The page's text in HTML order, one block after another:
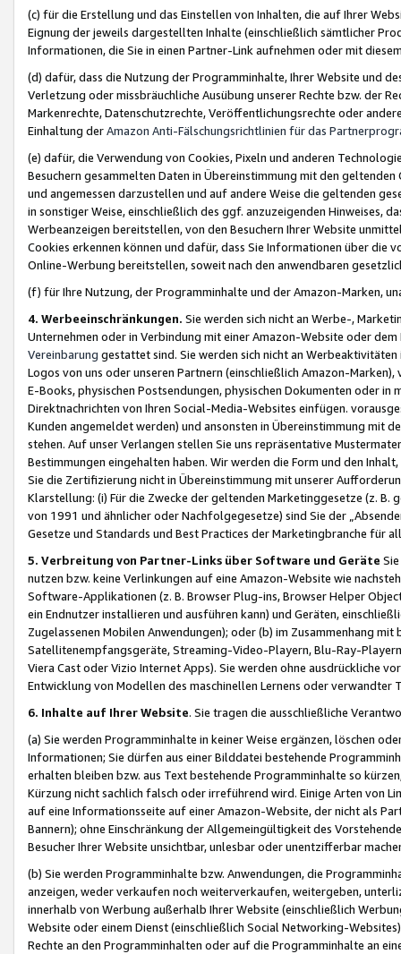
(c) für die Erstellung und das Einstellen von Inhalten, die auf Ihrer
Eignung der jeweils dargestellten Inhalte (einschließlich sämtlicher
Informationen, die Sie in einen Partner-Link aufnehmen oder mit
(d) dafür, dass die Nutzung der Programminhalte, Ihrer Website und
Verletzung oder missbräuchliche Ausübung unserer Rechte bzw. der
Markenrechte, Datenschutzrechte, Veröffentlichungsrechte oder
Einhaltung derAmazon Anti-Fälschungsrichtlinien für das
(e) dafür, die Verwendung von Cookies, Pixeln und anderen
Besuchern gesammelten Daten in Übereinstimmung mit den
und angemessen darzustellen und auf andere Weise die geltenden
in sonstiger Weise, einschließlich des ggf. anzuzeigenden Hinweises,
Werbeanzeigen bereitstellen, von den Besuchern Ihrer Website
Cookies erkennen können und dafür, dass Sie Informationen über die
Online-Werbung bereitstellen, soweit nach den anwendbaren
(f) für Ihre Nutzung, der Programminhalte und der Amazon-Marken,
4. Werbeeinschränkungen. Sie werden sich nicht an Werbe-,
Unternehmen oder in Verbindung mit einer Amazon-Website oder
Vereinbarung gestattet sind. Sie werden sich nicht an
Logos von uns oder unseren Partnern (einschließlich Amazon-
E-Books, physischen Postsendungen, physischen Dokumenten oder in
Direktnachrichten von Ihren Social-Media-Websites einfügen.
Kunden angemeldet werden) und ansonsten in Übereinstimmung mit
stehen. Auf unser Verlangen stellen Sie uns repräsentative
Bestimmungen eingehalten haben. Wir werden die Form und den
Sie die Zertifizierung nicht in Übereinstimmung mit unserer
Klarstellung: (i) Für die Zwecke der geltenden Marketinggesetze (z. B.
von 1991 und ähnlicher oder Nachfolgegesetze) sind Sie der
Gesetze und Standards und Best Practices der Marketingbranche für
5. Verbreitung von Partner-Links über Software und Geräte
nutzen bzw. keine Verlinkungen auf eine Amazon-Website wie
Software-Applikationen (z. B. Browser Plug-ins, Browser Helper
ein Endnutzer installieren und ausführen kann) und Geräten,
Zugelassenen Mobilen Anwendungen); oder (b) im Zusammenhang
Satellitenempfangsgeräte, Streaming-Video-Playern, Blu-Ray-
Viera Cast oder Vizio Internet Apps). Sie werden ohne ausdrückliche
Entwicklung von Modellen des maschinellen Lernens oder
6. Inhalte auf Ihrer Website. Sie tragen die ausschließliche
(a) Sie werden Programminhalte in keiner Weise ergänzen, löschen
Informationen; Sie dürfen aus einer Bilddatei bestehende
erhalten bleiben bzw. aus Text bestehende Programminhalte so
Kürzung nicht sachlich falsch oder irreführend wird. Einige Arten von
auf eine Informationsseite auf einer Amazon-Website, der nicht als
Bannern); ohne Einschränkung der Allgemeingültigkeit des
Besucher Ihrer Website unsichtbar, unlesbar oder unentzifferbar
(b) Sie werden Programminhalte bzw. Anwendungen, die
anzeigen, weder verkaufen noch weiterverkaufen, weitergeben,
innerhalb von Werbung außerhalb Ihrer Website (einschließlich
Website oder einem Dienst (einschließlich Social Networking-
Rechte an den Programminhalten oder auf die Programminhalte an